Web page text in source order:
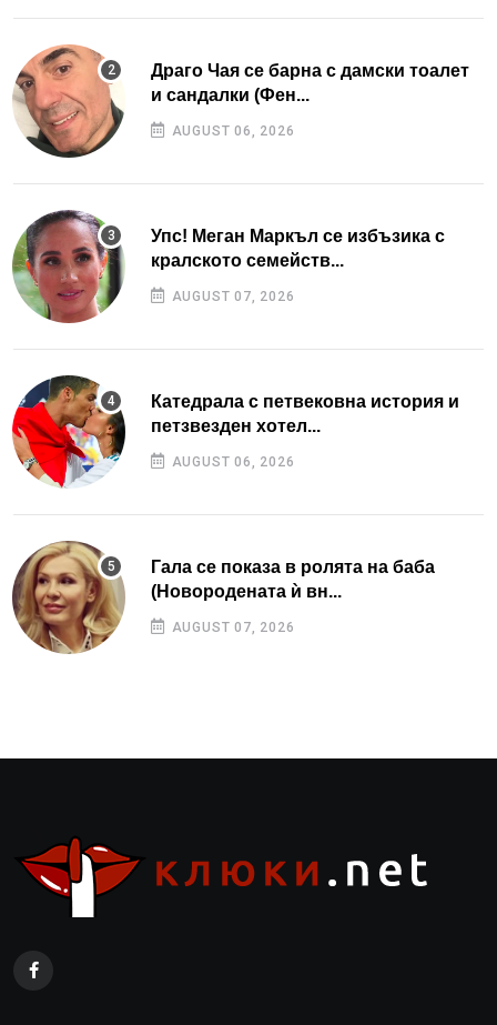
Драго Чая се барна с дамски тоалет
и сандалки (Фен...
AUGUST 06, 2026
Упс! Меган Маркъл се избъзика с
кралското семейств...
AUGUST 07, 2026
Катедрала с петвековна история и
петзвезден хотел...
AUGUST 06, 2026
Гала се показа в ролята на баба
(Новородената ѝ вн...
AUGUST 07, 2026